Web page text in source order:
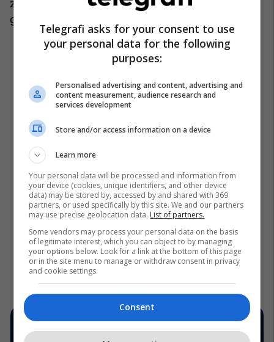
zhvillimit të letërsisë, ku bën pjesë edhe raporti i
grave me krijimtarinë letrare.
Telegrafi asks for your consent to use
your personal data for the following
purposes:
Personalised advertising and content, advertising and
content measurement, audience research and
services development
Store and/or access information on a device
Learn more
Your personal data will be processed and information from
your device (cookies, unique identifiers, and other device
data) may be stored by, accessed by and shared with 369
partners, or used specifically by this site. We and our partners
may use precise geolocation data. List of partners.
Some vendors may process your personal data on the basis
of legitimate interest, which you can object to by managing
your options below. Look for a link at the bottom of this page
or in the site menu to manage or withdraw consent in privacy
and cookie settings.
Consent